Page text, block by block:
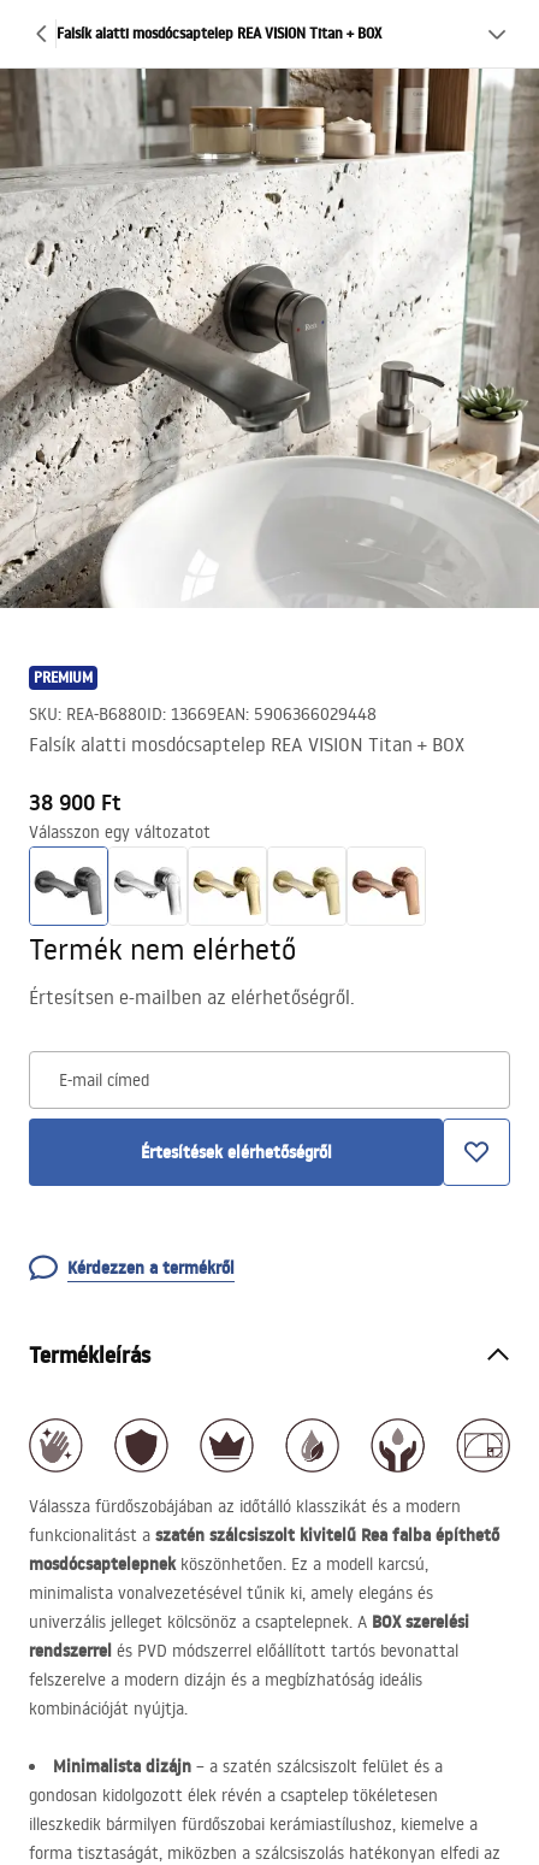
Falsík alatti mosdócsaptelep REA VISION Titan + BOX
PREMIUM
SKU: REA-B6880ID: 13669EAN: 5906366029448
Falsík alatti mosdócsaptelep REA VISION Titan + BOX
38 900 Ft
Válasszon egy változatot
Termék nem elérhető
Értesítsen e-mailben az elérhetőségről.
E-mail címed
Értesítések elérhetőségről
Kérdezzen a termékről
Termékleírás
Válassza fürdőszobájában az időtálló klasszikát és a modern
funkcionalitást a szatén szálcsiszolt kivitelű Rea falba építhető
mosdócsaptelepnekköszönhetően. Ez a modell karcsú,
minimalista vonalvezetésével tűnik ki, amely elegáns és
univerzális jelleget kölcsönöz a csaptelepnek. A BOXszerelési
rendszerrel és PVD módszerrel előállított tartós bevonattal
felszerelve a modern dizájn és a megbízhatóság ideális
kombinációját nyújtja.
Minimalista dizájn – a szatén szálcsiszolt felület és a
gondosan kidolgozott élek révén a csaptelep tökéletesen
illeszkedik bármilyen fürdőszobai kerámiastílushoz, kiemelve a
forma tisztaságát, miközben a szálcsiszolás hatékonyan elfedi az